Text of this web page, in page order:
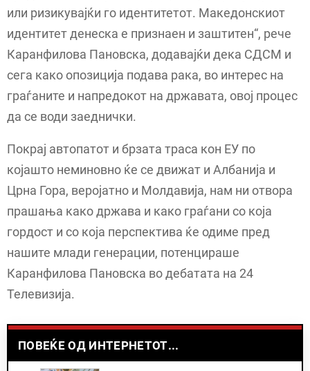
или ризикувајќи го идентитетот. Македонскиот
идентитет денеска е признаен и заштитен“, рече
Каранфилова Пановска, додавајќи дека СДСМ и
сега како опозиција подава рака, во интерес на
граѓаните и напредокот на државата, овој процес
да се води заеднички.
Покрај автопатот и брзата траса кон ЕУ по
којашто неминовно ќе се движат и Албанија и
Црна Гора, веројатно и Молдавија, нам ни отвора
прашања како држава и како граѓани со која
гордост и со која перспектива ќе одиме пред
нашите млади генерации, потенцираше
Каранфилова Пановска во дебатата на 24
Телевизија.
ПОВЕЌЕ ОД ИНТЕРНЕТОТ...